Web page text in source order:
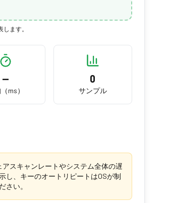
ます。
—
ms）
0
サンプル
スキャンレートやシステム全体の遅
し、キーのオートリピートはOSが制
さい。